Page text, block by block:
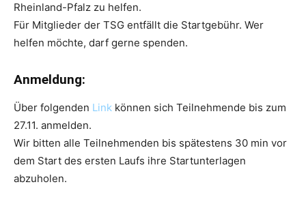
Rheinland-Pfalz zu helfen.
Für Mitglieder der TSG entfällt die Startgebühr. Wer
helfen möchte, darf gerne spenden.
Anmeldung:
Über folgenden Link können sich Teilnehmende bis zum
27.11. anmelden.
Wir bitten alle Teilnehmenden bis spätestens 30 min vor
dem Start des ersten Laufs ihre Startunterlagen
abzuholen.